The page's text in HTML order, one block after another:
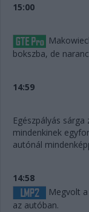
15:00
bokszba, de
14:59
Egészpályás
mindenkinek
autónál
14:58
Megvolt
az autóban.